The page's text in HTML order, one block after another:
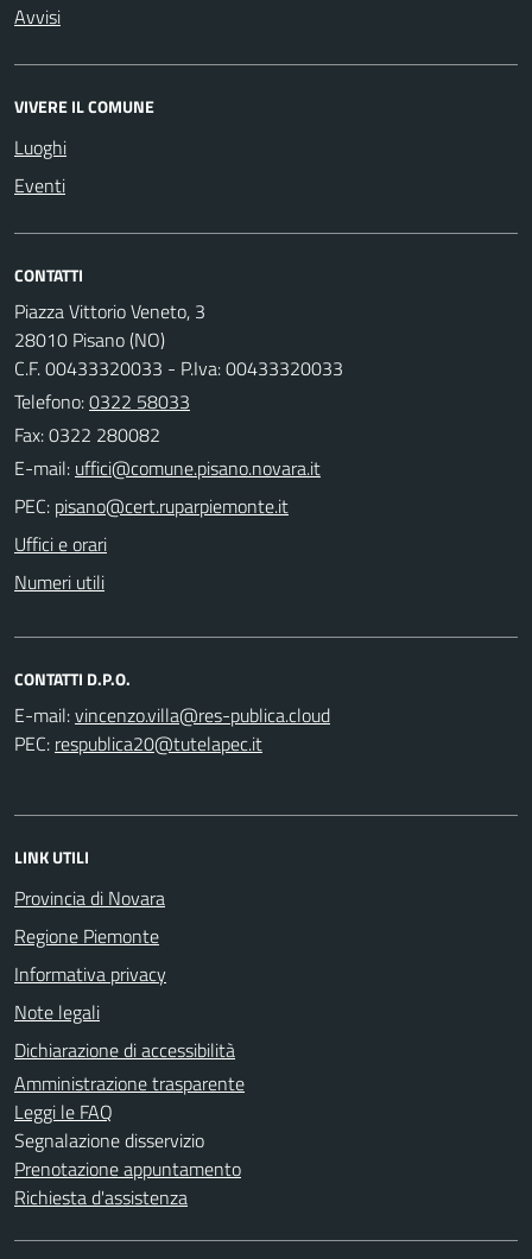
Avvisi
VIVERE IL COMUNE
Luoghi
Eventi
CONTATTI
Piazza Vittorio Veneto, 3
28010 Pisano (NO)
C.F. 00433320033 - P.Iva: 00433320033
Telefono:0322 58033
Fax: 0322 280082
E-mail:
PEC:
Uffici e orari
Numeri utili
CONTATTI D.P.O.
E-mail:
PEC:
LINK UTILI
Provincia di Novara
Regione Piemonte
Informativa privacy
Note legali
Dichiarazione di accessibilità
Amministrazione trasparente
Leggi le FAQ
Segnalazione disservizio
Prenotazione appuntamento
Richiesta d'assistenza